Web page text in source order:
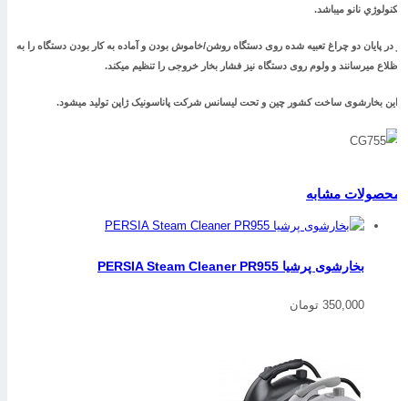
نانو میباشد.
در پایان دو چراغ تعبیه شده روی دستگاه روشن/خاموش بودن و آماده به کار بودن دستگاه را به
میرسانند و ولوم روی دستگاه نیز فشار بخار خروجی را تنظیم میکند.
بخارشوی ساخت کشور چین و تحت ليسانس شرکت پاناسونيک ژاپن تولید میشود.
مشابه
بخارشوی پرشیا PERSIA Steam Cleaner PR955
350,000 تومان